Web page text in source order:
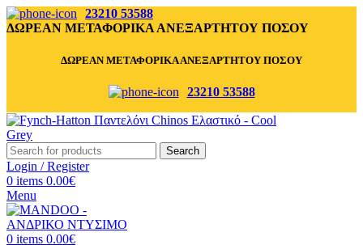
23210 53588
ΔΩΡΕΑΝ ΜΕΤΑΦΟΡΙΚΑ ΑΝΕΞΑΡΤΗΤΟΥ ΠΟΣΟΥ
ΔΩΡΕΑΝ ΜΕΤΑΦΟΡΙΚΑ ΑΝΕΞΑΡΤΗΤΟΥ ΠΟΣΟΥ
23210 53588
Search
Login / Register
0 items 0.00€
Menu
0 items 0.00€